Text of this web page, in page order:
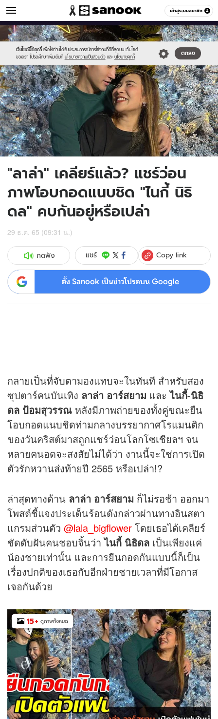
เข้าสู่ระบบสมาชิก
ข่าวบันเทิง หมวดอื่นๆ
เว็บไซต์นี้ใช้คุกกี้ เพื่อให้ท่านได้รับประสบการณ์การใช้งานที่ดีที่สุดบน เว็บไซต์
ของเรา โปรดศึกษาเพิ่มเติมที่ นโยบายความเป็นส่วนตัว และ นโยบายคุกกี้
ตกลง
Sanook
//s.isanook.com/sr/0/images/logo-
new-
sanook.png
600
60
//s.isanook.com/ns/0/ud/1741/8708522/1.jpg
"ลาล่า" เคลียร์แล้ว? แชร์ว่อน
ภาพโอบกอดแนบชิด "ไนกี้ นิธิ
ดล" คบกันอยู่หรือเปล่า
29 ธ.ค. 65 (09:31 น.)
กดฟัง แชร์ Copy link
ตั้ง Sanook เป็นข่าวโปรดบน Google
กลายเป็นที่จับตามองแทบจะในทันที สำหรับสอง
ซุปตาร์คนบันเทิง ลาล่า อาร์สยาม และไนกี้-นิธิ
ดล ป้อมสุวรรณ หลังมีภาพถ่ายของทั้งคู่ขณะยืน
โอบกอดแนบชิดท่ามกลางบรรยากาศโรแมนติก
ของวันคริสต์มาสถูกแชร์ว่อนโลกโซเชียลฯ จน
หลายคนอดจะสงสัยไม่ได้ว่า งานนี้จะใช่การเปิด
ตัวรักหวานส่งท้ายปี 2565 หรือเปล่า!?
ล่าสุดทางด้าน ลาล่า อาร์สยาม ก็ไม่รอช้า ออกมา
โพสต์ชี้แจงประเด็นร้อนดังกล่าวผ่านทางอินสตา
แกรมส่วนตัว @lala_bigflower โดยเธอได้เคลียร์
ชัดดับฝันคนชอบจิ้นว่าไนกี้ นิธิดล เป็นเพียงแค่
น้องชายเท่านั้น และการยืนกอดกันแบบนี้ก็เป็น
เรื่องปกติของเธอกับอีกฝ่ายชายเวลาที่มีโอกาส
เจอกันด้วย
15+ ดูภาพทั้งหมด